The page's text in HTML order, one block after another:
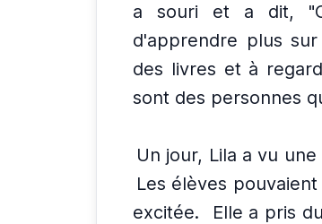
a souri et a dit,
d'apprendre plus
des livres et à
sont des personnes
Un jour, Lila a vu
Les élèves
excitée.
Elle a pris